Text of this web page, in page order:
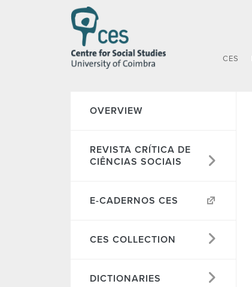
CES
OVERVIEW
REVISTA CRÍTICA DE
CIÊNCIAS SOCIAIS
E-CADERNOS CES
CES COLLECTION
DICTIONARIES